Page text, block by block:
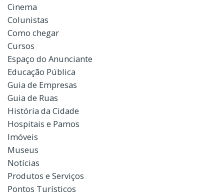
Cinema
Colunistas
Como chegar
Cursos
Espaço do Anunciante
Educação Pública
Guia de Empresas
Guia de Ruas
História da Cidade
Hospitais e Pamos
Imóveis
Museus
Notícias
Produtos e Serviços
Pontos Turísticos